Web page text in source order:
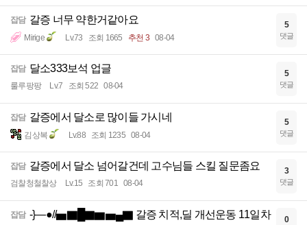
잡담 갈증 너무 약한거같아요
Mirige Lv.73 조회 1665 추천 3 08-04
5
댓글
잡담 달소333보석 업글
룰루팡팡 Lv.7 조회 522 08-04
5
댓글
잡담 갈증에서 달소로 많이들 가시네
김상복 Lv.88 조회 1235 08-04
5
댓글
잡담 갈증에서 달소 넘어갈건데 고수님들 스킬 질문좀요
검찰청철찰상 Lv.15 조회 701 08-04
3
댓글
잡담 -}—●//▅▇█▇▆▅▄▇ 갈증 치적,딜 개선운동 11일차 0